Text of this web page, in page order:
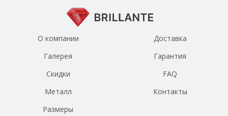
О компании
Галерея
Скидки
Металл
Размеры
Доставка
Гарантия
FAQ
Контакты